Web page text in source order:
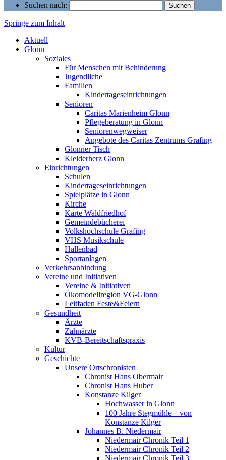
Suchen nach:
Markt Glonn
Springe zum Inhalt
Aktuell
Glonn
Soziales
Für Menschen mit Behinderung
Jugendliche
Familien
Kindertageseinrichtungen
Senioren
Caritas Marienheim Glonn
Pflegeberatung in Glonn
Seniorenwegweiser
Angebote des Caritas Zentrums Grafing
Glonner Tisch
Kleiderherz Glonn
Einrichtungen
Schulen
Kindertageseinrichtungen
Spielplätze in Glonn
Kirche
Karte Waldfriedhof
Gemeindebücherei
Volkshochschule Grafing
VHS Musikschule
Hallenbad
Sportanlagen
Verkehrsanbindung
Vereine und Initiativen
Vereine & Initiativen
Ökomodellregion VG-Glonn
Leitfaden Feste&Feiern
Gesundheit
Ärzte
Zahnärzte
KVB-Bereitschaftspraxis
Kultur
Geschichte
Unsere Ortschronisten
Chronist Hans Obermair
Chronist Hans Huber
Konstanze Kilger
Hochwasser in Glonn
100 Jahre Stegmühle – von
Konstanze Kilger
Johannes B. Niedermair
Niedermair Chronik Teil 1
Niedermair Chronik Teil 2
Niedermair Chronik Teil 3